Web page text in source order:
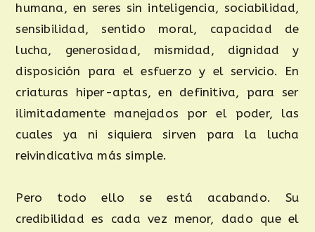
humana, en seres sin inteligencia, sociabilidad,
sensibilidad, sentido moral, capacidad de
lucha, generosidad, mismidad, dignidad y
disposición para el esfuerzo y el servicio. En
criaturas hiper-aptas, en definitiva, para ser
ilimitadamente manejados por el poder, las
cuales ya ni siquiera sirven para la lucha
reivindicativa más simple.
Pero todo ello se está acabando. Su
credibilidad es cada vez menor, dado que el